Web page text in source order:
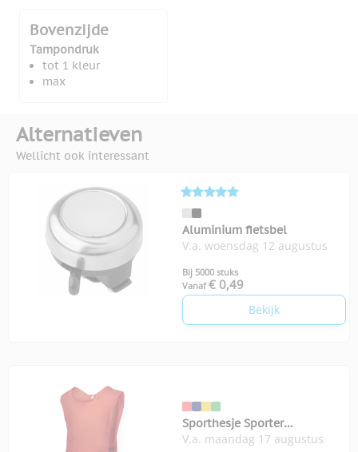
Bovenzijde
Tampondruk
tot 1 kleur
max
Alternatieven
Wellicht ook interessant
Aluminium fietsbel
V.a. woensdag 12 augustus
Bij 5000 stuks
Vanaf € 0,49
Bekijk
Sporthesje Sporter
volwassenen
V.a. maandag 17 augustus